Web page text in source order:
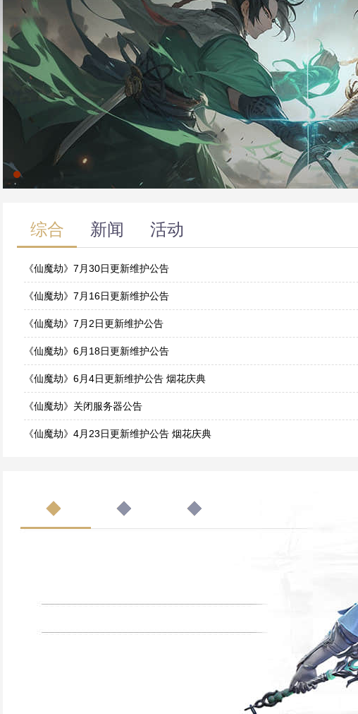
综合 新闻 活动
《仙魔劫》7月30日更新维护公告
07-29
《仙魔劫》7月16日更新维护公告
07-15
《仙魔劫》7月2日更新维护公告
07-01
《仙魔劫》6月18日更新维护公告
06-17
《仙魔劫》6月4日更新维护公告 烟花庆典
06-03
《仙魔劫》关闭服务器公告
06-02
《仙魔劫》4月23日更新维护公告 烟花庆典
《仙魔劫》4月9日合区公告